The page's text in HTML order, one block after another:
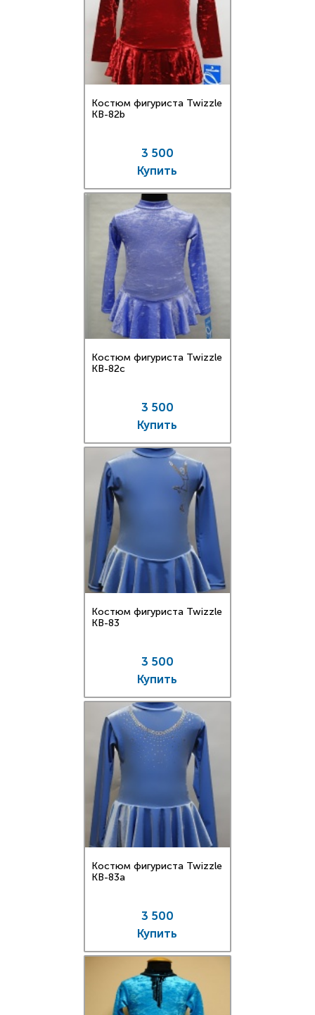
Костюм фигуриста Twizzle
KB-82b
3 500
Купить
Костюм фигуриста Twizzle
KB-82c
3 500
Купить
Костюм фигуриста Twizzle
KB-83
3 500
Купить
Костюм фигуриста Twizzle
KB-83a
3 500
Купить